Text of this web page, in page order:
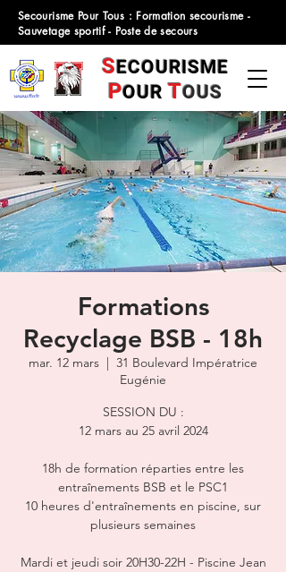
Secourisme Pour Tous : Formation secourisme -
Sauvetage sportif - Poste de secours
SECOURISME
POUR TOUS
Formations
Recyclage BSB - 18h
mar. 12 mars
  |
31 Boulevard Impératrice
Eugénie
SESSION DU :
12 mars au 25 avril 2024
18h de formation réparties entre les
entraînements BSB et le PSC1
10 heures d'entraînements en piscine, sur
plusieurs semaines
Mardi et jeudi soir 20H30-22H - Piscine Jean